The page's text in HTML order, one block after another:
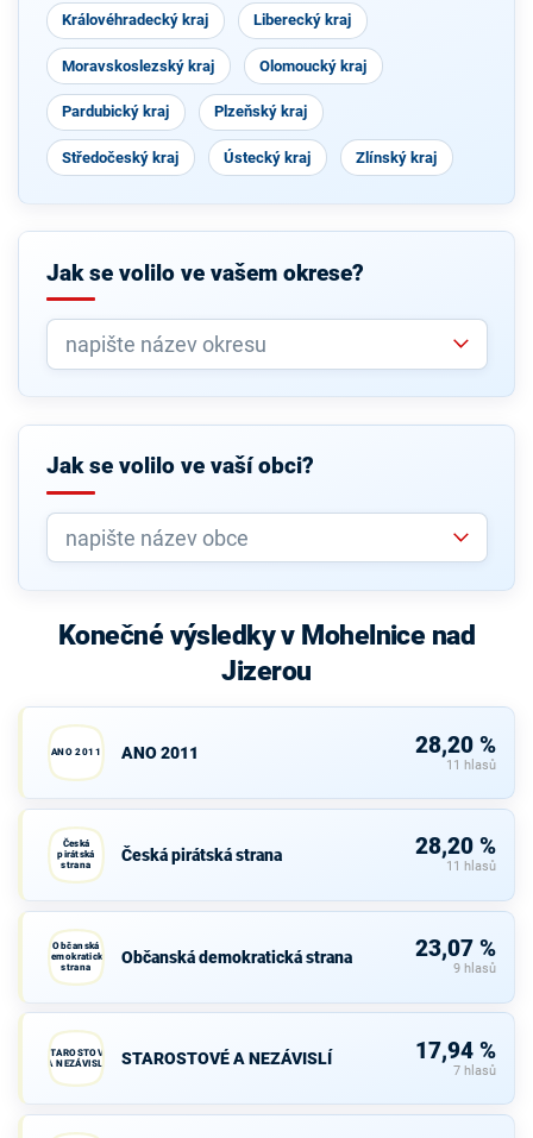
Královéhradecký kraj Liberecký kraj
Moravskoslezský kraj Olomoucký kraj
Pardubický kraj Plzeňský kraj
Středočeský kraj Ústecký kraj Zlínský kraj
Jak se volilo ve vašem okrese?
Jak se volilo ve vaší obci?
Konečné výsledky v Mohelnice nad
Jizerou
ANO 2011 ANO 2011 28,20 %
11 hlasů
Česká
pirátská
strana
Česká pirátská strana 28,20 %
11 hlasů
Občanská
demokratická
strana
Občanská demokratická strana 23,07 %
9 hlasů
STAROSTOVÉ
A NEZÁVISLÍ
STAROSTOVÉ A NEZÁVISLÍ 17,94 %
7 hlasů